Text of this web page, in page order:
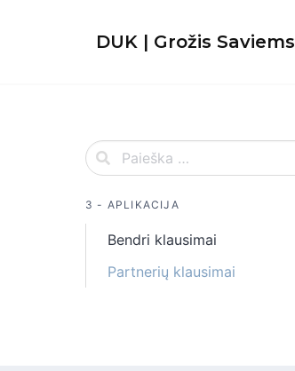
DUK | Grožis Saviems
3 - APLIKACIJA
Bendri klausimai
Partnerių klausimai